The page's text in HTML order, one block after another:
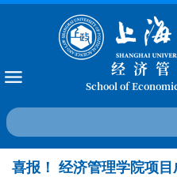
经济
School of
喜报！ 经济管理学院项